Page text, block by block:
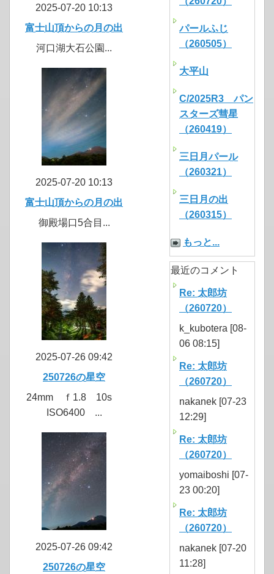
2025-07-20 10:13
富士山頂からの月の出
河口湖大石公園...
2025-07-20 10:13
富士山頂からの月の出
御殿場口5合目...
2025-07-26 09:42
250726の星空
24mm ｆ1.8 10s
ISO6400 ...
2025-07-26 09:42
250726の星空
パールふじ
（260505）
大平山
C/2025R3 パン
スターズ彗星
（260419）
三日月パール
（260321）
三日月の出
（260315）
もっと...
最近のコメント
Re: 太郎坊
（260720）
k_kubotera [08-
06 08:15]
Re: 太郎坊
（260720）
nakanek [07-23
12:29]
Re: 太郎坊
（260720）
yomaiboshi [07-
23 00:20]
Re: 太郎坊
（260720）
nakanek [07-20
11:28]